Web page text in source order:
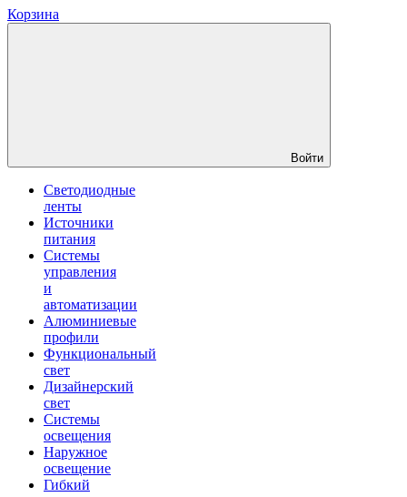
Корзина
Войти
Светодиодные
ленты
Источники
питания
Системы
управления
и
автоматизации
Алюминиевые
профили
Функциональный
свет
Дизайнерский
свет
Системы
освещения
Наружное
освещение
Гибкий